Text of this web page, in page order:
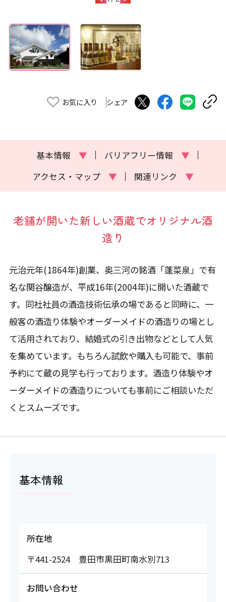
お気に入り シェア
基本情報 ▼ バリアフリー情報
▼
アクセス・マップ
▼ 関連リンク ▼
老舗が開いた新しい酒蔵でオリジナル酒
造り
元治元年(1864年)創業、奥三河の銘酒「蓬菜泉」で有
名な関谷醸造が、平成16年(2004年)に開いた酒蔵で
す。同社社員の酒造技術伝承の場であると同時に、一
般客の酒造り体験やオーダーメイドの酒造りの場とし
て活用されており、結婚式の引き出物などとして人気
を集めています。もちろん試飲や購入も可能で、事前
予約にて蔵の見学も行っております。酒造り体験やオ
ーダーメイドの酒造りについても事前にご相談いただ
くとスムーズです。
基本情報
所在地
〒441-2524 豊田市黒田町南水別713
お問い合わせ